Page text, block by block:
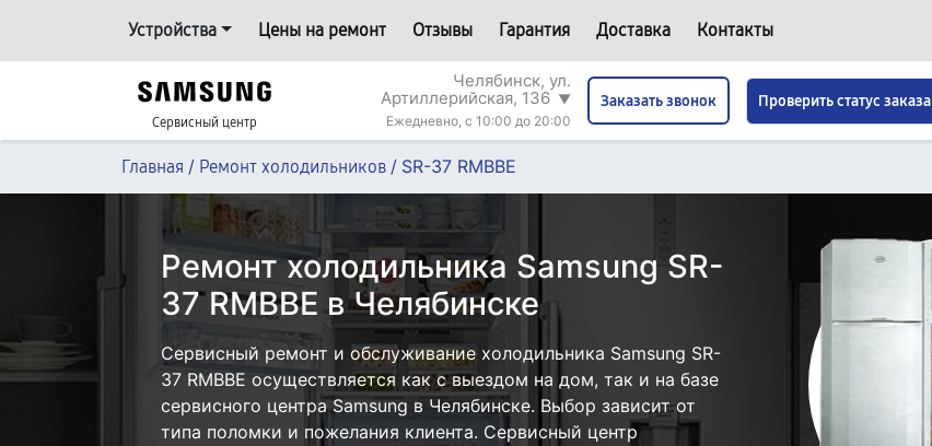
Устройства Цены на ремонт Отзывы Гарантия Доставка Контакты
Сервисный центр
Челябинск, ул.
Артиллерийская, 136 ▼
Ежедневно, с 10:00 до 20:00
Заказать звонок Проверить статус заказа
Главная / Ремонт холодильников / SR-37 RMBBE
Ремонт холодильника Samsung SR-
37 RMBBE в Челябинске
Сервисный ремонт и обслуживание холодильника Samsung SR-
37 RMBBE осуществляется как с выездом на дом, так и на базе
сервисного центра Samsung в Челябинске. Выбор зависит от
типа поломки и пожелания клиента. Сервисный центр